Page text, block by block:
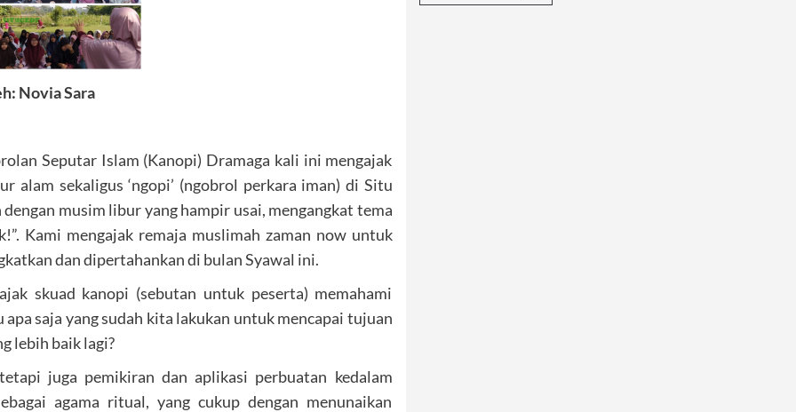
Novia Sara
Seputar Islam (Kanopi) Dramaga kali ini mengajak
alam sekaligus ‘ngopi’ (ngobrol perkara iman) di Situ
musim libur yang hampir usai, mengangkat tema
Kami mengajak remaja muslimah zaman now untuk
dan dipertahankan di bulan Syawal ini.
skuad kanopi (sebutan untuk peserta) memahami
saja yang sudah kita lakukan untuk mencapai tujuan
lebih baik lagi?
juga pemikiran dan aplikasi perbuatan kedalam
agama ritual, yang cukup dengan menunaikan